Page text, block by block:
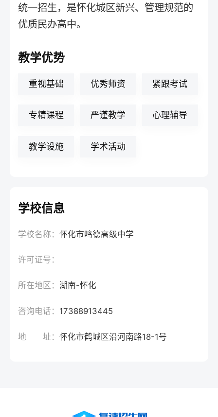
统一招生，是怀化城区新兴、管理规范的
优质民办高中。
教学优势
重视基础 优秀师资 紧跟考试
专精课程 严谨教学 心理辅导
教学设施 学术活动
学校信息
学校名称：怀化市鸣德高级中学
许可证号：
所在地区：湖南-怀化
咨询电话： 17388913445
地 址：怀化市鹤城区沿河南路18-1号